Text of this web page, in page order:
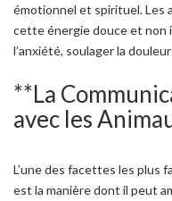
émotionnel et spirituel. Les
cette énergie douce et non
l’anxiété, soulager la
**La
avec les
L’une des facettes les plus
est la manière dont il peut